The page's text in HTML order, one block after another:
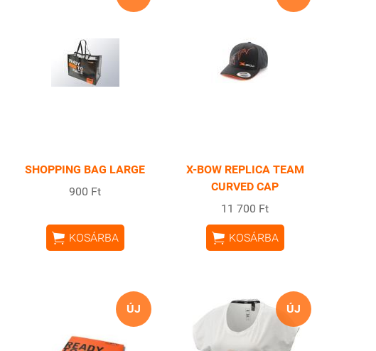
SHOPPING BAG LARGE
900 Ft
 KOSÁRBA
X-BOW REPLICA TEAM
CURVED CAP
11 700 Ft
 KOSÁRBA
ÚJ ÚJ